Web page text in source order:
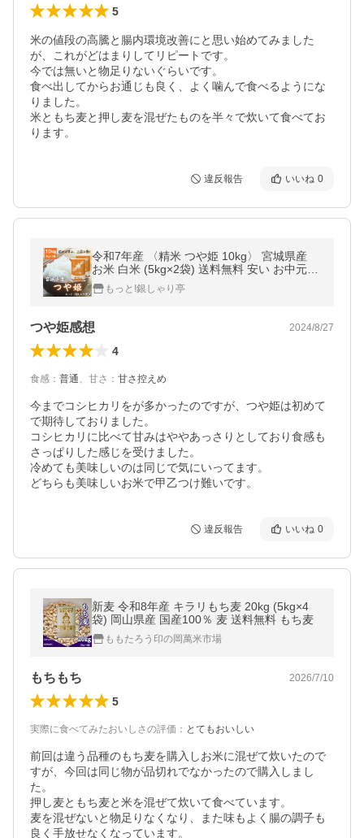
5
米の値段の高騰と腸内環境改善にと思い始めてみました
が、これがどはまりしてリピートです。
今では無いと物足りないぐらいです。
食べ出してからお通じも良く、よく噛んで食べるようにな
りました。
米ともち麦と押し麦を混ぜたものを半々で炊いて食べてお
ります。
違反報告 いいね 0
令和7年産 〈精米 つや姫 10kg〉 宮城県産
お米 白米 (5kg×2袋) 送料無料 安い お中元
ギフトもっと!銀しゃり亭
つや姫感想 2024/8/27
4
食感 ： 普通、 甘さ ： 甘さ控えめ
今までコシヒカリをが多かったのですが、つや姫は初めて
で期待しておりました。
コシヒカリに比べて甘みはややあっさりとしており食感も
さっぱりした感じを受けました。
冷めても美味しいのは同じで気にいってます。
どちらも美味しいお米で甲乙つけ難いです。
違反報告 いいね 0
新麦 令和8年産 キラリもち麦 20kg (5kg×4
袋) 岡山県産 国産100％ 麦 送料無料 もち麦
ももたろう印の岡萬米市場
もちもち 2026/7/10
5
実際に食べてみたおいしさの評価 ： とてもおいしい
前回は違う品種のもち麦を購入しお米に混ぜて炊いたので
すが、今回は同じ物が品切れでなかったので購入しまし
た。
押し麦ともち麦と米を混ぜて炊いて食べています。
麦を混ぜないと物足りなくなり、また味もよく腸の調子も
良く手放せなくなっています。